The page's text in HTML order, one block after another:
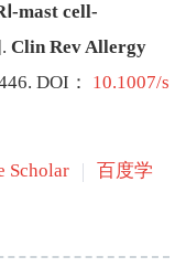
mast cell-
. Clin Rev Allergy
. DOI： 10.1007/s
Scholar 百度学